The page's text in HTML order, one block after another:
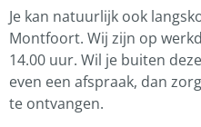
Je kan natuurlijk ook
Montfoort. Wij zijn op
14.00 uur. Wil je buiten
even een afspraak, dan
te ontvangen.